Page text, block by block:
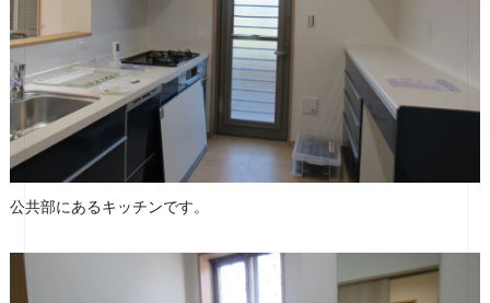
公共部にあるキッチンです。